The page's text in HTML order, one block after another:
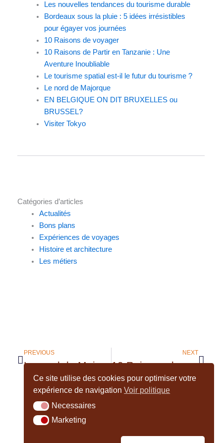
Les nouvelles tendances du tourisme durable
Bordeaux sous la pluie : 5 idées irrésistibles
pour égayer vos journées
10 Raisons de voyager
10 Raisons de Partir en Tanzanie : Une
Aventure Inoubliable
Le tourisme spatial est-il le futur du tourisme ?
Le nord de Majorque
EN BELGIQUE ON DIT BRUXELLES ou
BRUSSEL?
Visiter Tokyo
Catégories d’articles
Actualités
Bons plans
Expériences de voyages
Histoire et architecture
Les métiers
PREVIOUS
Le nord de Majorque
NEXT
10 Raisons de Partir en Tanzanie : Une Aventure Inoubliable
Ce site utilise des cookies pour optimiser votre
expérience de navigationVoir politique
NecessairesNecessaires
MarketingMarketing